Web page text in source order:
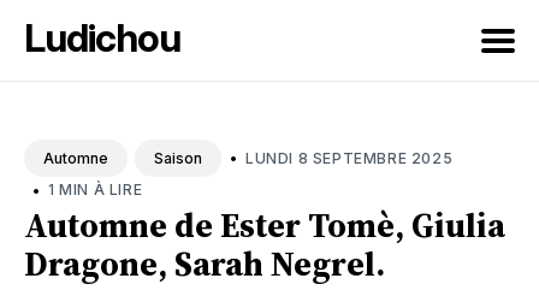
Ludichou
blog
Automne Saison • LUNDI 8 SEPTEMBRE 2025
• 1 MIN À LIRE
Automne de Ester Tomè, Giulia
Dragone, Sarah Negrel.